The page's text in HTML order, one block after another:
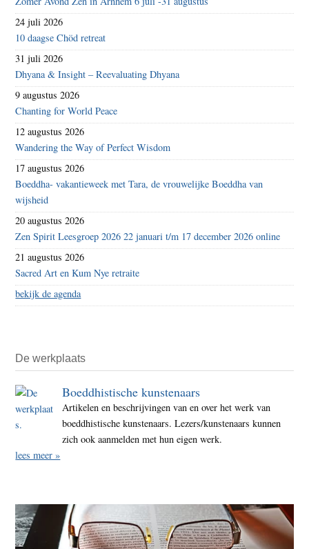
24 juli 2026
10 daagse Chöd retreat
31 juli 2026
Dhyana & Insight – Reevaluating Dhyana
9 augustus 2026
Chanting for World Peace
12 augustus 2026
Wandering the Way of Perfect Wisdom
17 augustus 2026
Boeddha- vakantieweek met Tara, de vrouwelijke Boeddha van
wijsheid
20 augustus 2026
Zen Spirit Leesgroep 2026 22 januari t/m 17 december 2026 online
21 augustus 2026
Sacred Art en Kum Nye retraite
bekijk de agenda
De werkplaats
Boeddhistische kunstenaars
Artikelen en beschrijvingen van en over het werk van
boeddhistische kunstenaars. Lezers/kunstenaars kunnen
zich ook aanmelden met hun eigen werk.
lees meer »